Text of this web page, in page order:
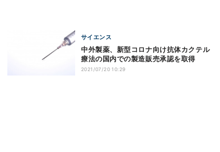
サイエンス
中外製薬、新型コロナ向け抗体カクテル
療法の国内での製造販売承認を取得
2021/07/20 10:29